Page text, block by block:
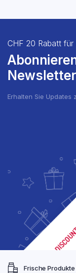
CHF 20 Rabatt für
Erhalten Sie Updates
Frische Produkte